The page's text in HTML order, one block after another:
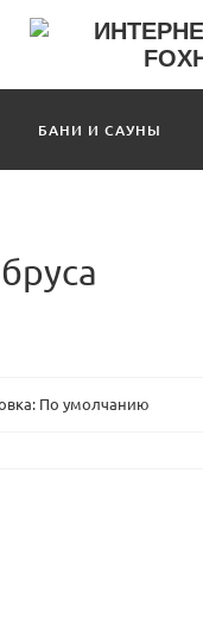
БАНИ И САУНЫ